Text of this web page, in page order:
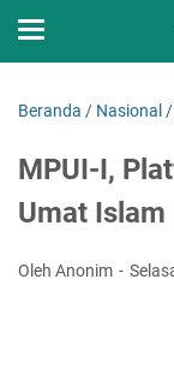
Beranda / Nasional /
MPUI-I,
Umat Islam
Oleh Anonim